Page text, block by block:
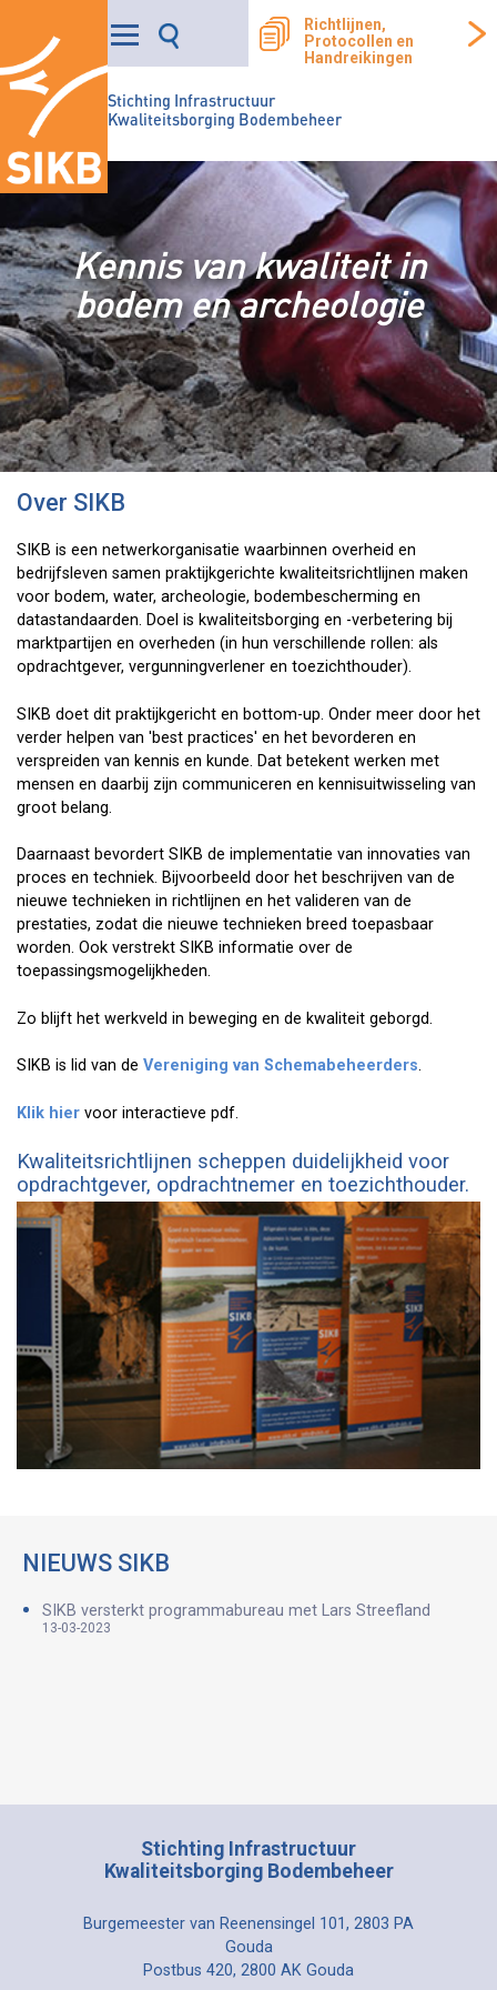
Stichting Infrastructuur
Kwaliteitsborging Bodembeheer
Richtlijnen,
Protocollen en
Handreikingen
Kennis van kwaliteit in
bodem en archeologie
Over SIKB
SIKB is een netwerkorganisatie waarbinnen overheid en
bedrijfsleven samen praktijkgerichte kwaliteitsrichtlijnen maken
voor bodem, water, archeologie, bodembescherming en
datastandaarden. Doel is kwaliteitsborging en -verbetering bij
marktpartijen en overheden (in hun verschillende rollen: als
opdrachtgever, vergunningverlener en toezichthouder).
SIKB doet dit praktijkgericht en bottom-up. Onder meer door het
verder helpen van 'best practices' en het bevorderen en
verspreiden van kennis en kunde. Dat betekent werken met
mensen en daarbij zijn communiceren en kennisuitwisseling van
groot belang.
Daarnaast bevordert SIKB de implementatie van innovaties van
proces en techniek. Bijvoorbeeld door het beschrijven van de
nieuwe technieken in richtlijnen en het valideren van de
prestaties, zodat die nieuwe technieken breed toepasbaar
worden. Ook verstrekt SIKB informatie over de
toepassingsmogelijkheden.
Zo blijft het werkveld in beweging en de kwaliteit geborgd.
SIKB is lid van de Vereniging van Schemabeheerders.
Klik hier voor interactieve pdf.
Kwaliteitsrichtlijnen scheppen duidelijkheid voor
opdrachtgever, opdrachtnemer en toezichthouder.
NIEUWS SIKB
SIKB versterkt programmabureau met Lars Streefland
13-03-2023
Stichting Infrastructuur
Kwaliteitsborging Bodembeheer
Burgemeester van Reenensingel 101, 2803 PA
Gouda
Postbus 420, 2800 AK Gouda